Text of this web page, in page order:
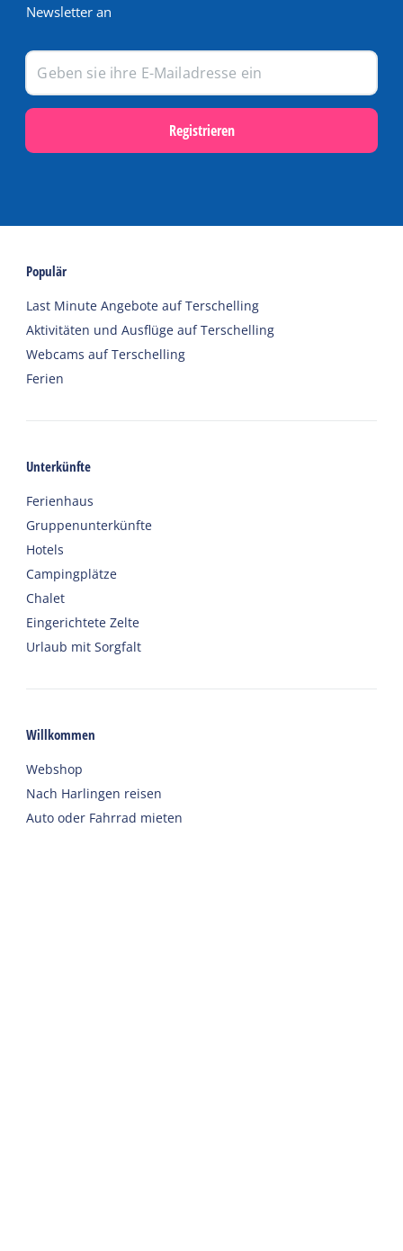
Newsletter an
Registrieren
Populär
Last Minute Angebote auf Terschelling
Aktivitäten und Ausflüge auf Terschelling
Webcams auf Terschelling
Ferien
Unterkünfte
Ferienhaus
Gruppenunterkünfte
Hotels
Campingplätze
Chalet
Eingerichtete Zelte
Urlaub mit Sorgfalt
Willkommen
Webshop
Nach Harlingen reisen
Auto oder Fahrrad mieten